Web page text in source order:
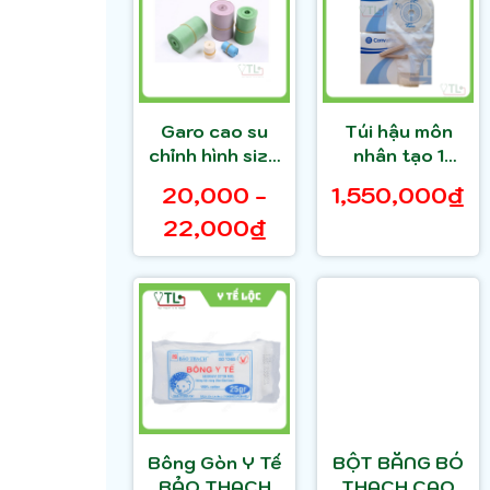
Garo cao su
chỉnh hình size
6x100cm
20,000 -
22,000₫
Túi hậu môn
nhân tạo 1
ConvaTec (hộp
1,550,000₫
Bông Gòn Y Tế
BỘT BĂNG BÓ